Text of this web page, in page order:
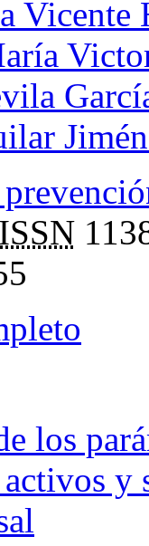
Vicente
ISSN
los
y